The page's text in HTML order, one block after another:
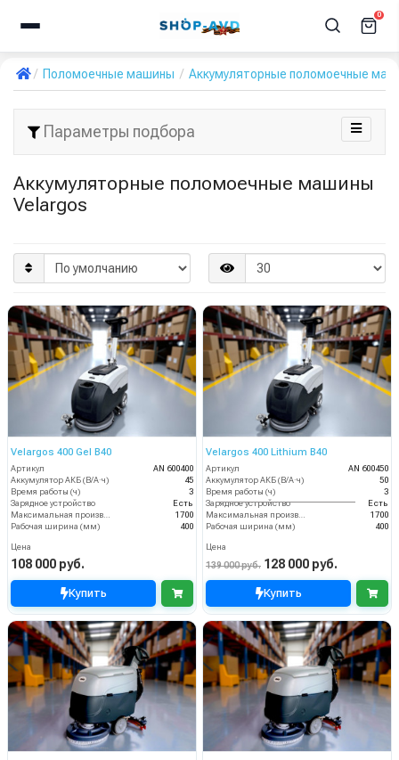
0
Поломоечные машины Аккумуляторные поломоечные
Параметры подбора
Аккумуляторные поломоечные машины
Velargos
Velargos 400 Gel B40
Артикул
AN 600400
Аккумулятор АКБ (В/А·ч)
45
Время работы (ч)
3
Зарядное устройство
Есть
1700
Рабочая ширина (мм)
400
Цена
108 000 руб.
Купить
Velargos 400 Lithium B40
Артикул
AN 600450
Аккумулятор АКБ (В/А·ч)
50
Время работы (ч)
3
Зарядное устройство
Есть
1700
Рабочая ширина (мм)
400
Цена
139 000 руб. 128 000 руб.
Купить